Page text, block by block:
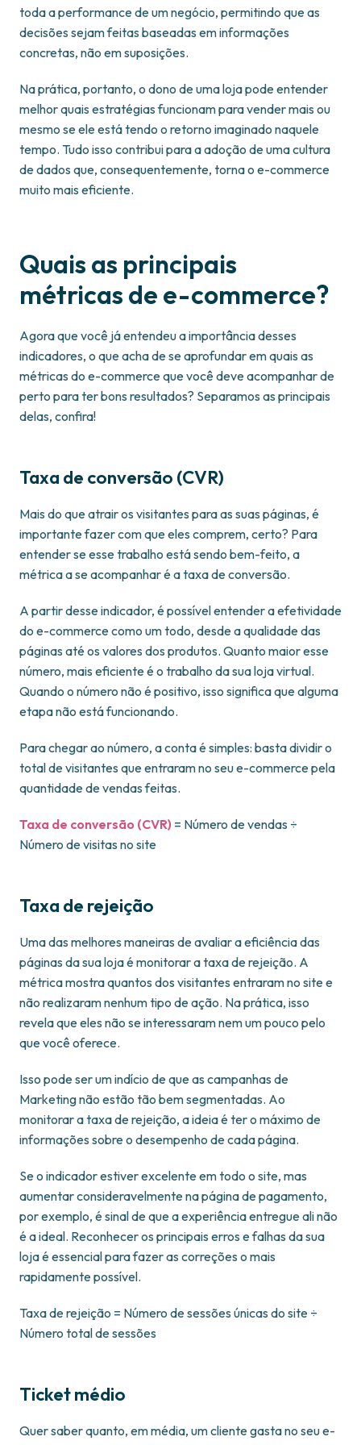
toda a performance de um negócio, permitindo que as
decisões sejam feitas baseadas em informações
concretas, não em suposições.
Na prática, portanto, o dono de uma loja pode entender
melhor quais estratégias funcionam para vender mais ou
mesmo se ele está tendo o retorno imaginado naquele
tempo. Tudo isso contribui para a adoção de uma cultura
de dados que, consequentemente, torna o e-commerce
muito mais eficiente.
Quais as principais
métricas de e-commerce?
Agora que você já entendeu a importância desses
indicadores, o que acha de se aprofundar em quais as
métricas do e-commerce que você deve acompanhar de
perto para ter bons resultados? Separamos as principais
delas, confira!
Taxa de conversão (CVR)
Mais do que atrair os visitantes para as suas páginas, é
importante fazer com que eles comprem, certo? Para
entender se esse trabalho está sendo bem-feito, a
métrica a se acompanhar é a taxa de conversão.
A partir desse indicador, é possível entender a efetividade
do e-commerce como um todo, desde a qualidade das
páginas até os valores dos produtos. Quanto maior esse
número, mais eficiente é o trabalho da sua loja virtual.
Quando o número não é positivo, isso significa que alguma
etapa não está funcionando.
Para chegar ao número, a conta é simples: basta dividir o
total de visitantes que entraram no seu e-commerce pela
quantidade de vendas feitas.
Taxa de conversão (CVR) = Número de vendas ÷
Número de visitas no site
Taxa de rejeição
Uma das melhores maneiras de avaliar a eficiência das
páginas da sua loja é monitorar a taxa de rejeição. A
métrica mostra quantos dos visitantes entraram no site e
não realizaram nenhum tipo de ação. Na prática, isso
revela que eles não se interessaram nem um pouco pelo
que você oferece.
Isso pode ser um indício de que as campanhas de
Marketing não estão tão bem segmentadas. Ao
monitorar a taxa de rejeição, a ideia é ter o máximo de
informações sobre o desempenho de cada página.
Se o indicador estiver excelente em todo o site, mas
aumentar consideravelmente na página de pagamento,
por exemplo, é sinal de que a experiência entregue ali não
é a ideal. Reconhecer os principais erros e falhas da sua
loja é essencial para fazer as correções o mais
rapidamente possível.
Taxa de rejeição = Número de sessões únicas do site ÷
Número total de sessões
Ticket médio
Quer saber quanto, em média, um cliente gasta no seu e-